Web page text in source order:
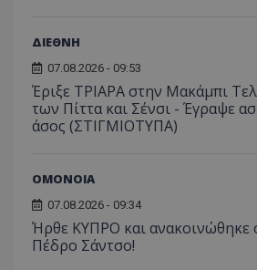
ΔΙΕΘΝΗ
07.08.2026 - 09:53
Έριξε ΤΡΙΑΡΑ στην Μακάμπι
των Πίττα και Σένσι - Έγραψε
άσος (ΣΤΙΓΜΙΟΤΥΠΑ)
ΟΜΟΝΟΙΑ
07.08.2026 - 09:34
Ήρθε ΚΥΠΡΟ και ανακοινώθηκε
Πέδρο Σάντσο!